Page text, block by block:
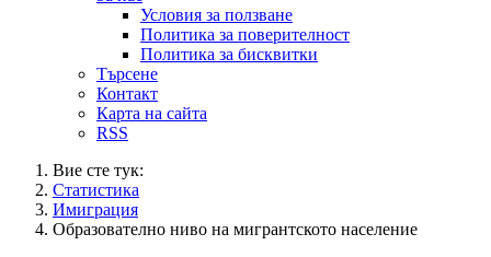
Условия за ползване
Политика за поверителност
Политика за бисквитки
Търсене
Контакт
Карта на сайта
RSS
Вие сте тук:
Статистика
Имиграция
Образователно ниво на мигрантското население